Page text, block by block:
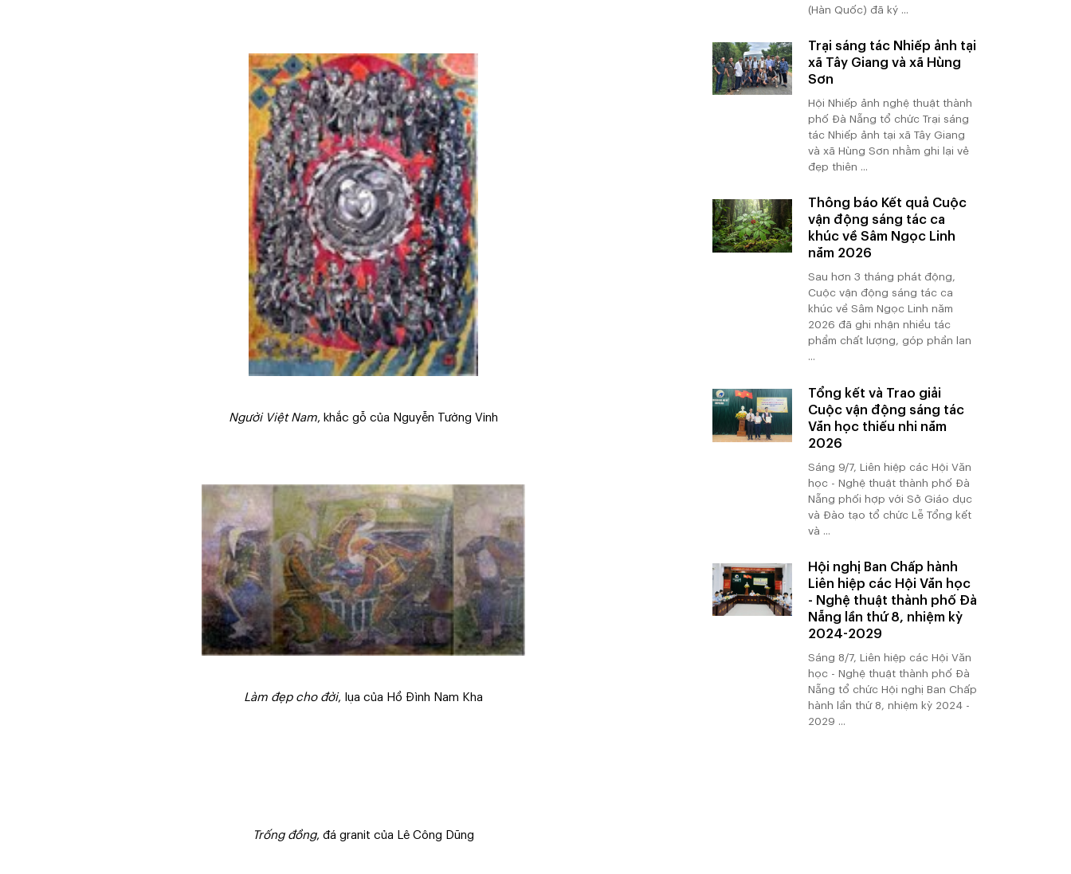
Người Việt Nam, khắc gỗ của Nguyễn Tường Vinh
Làm đẹp cho đời, lụa của Hồ Đình Nam Kha
Trống đồng, đá granit của Lê Công Dũng
(Hàn Quốc) đã ký ...
Trại sáng tác Nhiếp ảnh tại
xã Tây Giang và xã Hùng
Sơn
Hội Nhiếp ảnh nghệ thuật thành
phố Đà Nẵng tổ chức Trại sáng
tác Nhiếp ảnh tại xã Tây Giang
và xã Hùng Sơn nhằm ghi lại vẻ
đẹp thiên ...
Thông báo Kết quả Cuộc
vận động sáng tác ca
khúc về Sâm Ngọc Linh
năm 2026
Sau hơn 3 tháng phát động,
Cuộc vận động sáng tác ca
khúc về Sâm Ngọc Linh năm
2026 đã ghi nhận nhiều tác
phẩm chất lượng, góp phần lan
...
Tổng kết và Trao giải
Cuộc vận động sáng tác
Văn học thiếu nhi năm
2026
Sáng 9/7, Liên hiệp các Hội Văn
học - Nghệ thuật thành phố Đà
Nẵng phối hợp với Sở Giáo dục
và Đào tạo tổ chức Lễ Tổng kết
và ...
Hội nghị Ban Chấp hành
Liên hiệp các Hội Văn học
- Nghệ thuật thành phố Đà
Nẵng lần thứ 8, nhiệm kỳ
2024-2029
Sáng 8/7, Liên hiệp các Hội Văn
học - Nghệ thuật thành phố Đà
Nẵng tổ chức Hội nghị Ban Chấp
hành lần thứ 8, nhiệm kỳ 2024 -
2029 ...